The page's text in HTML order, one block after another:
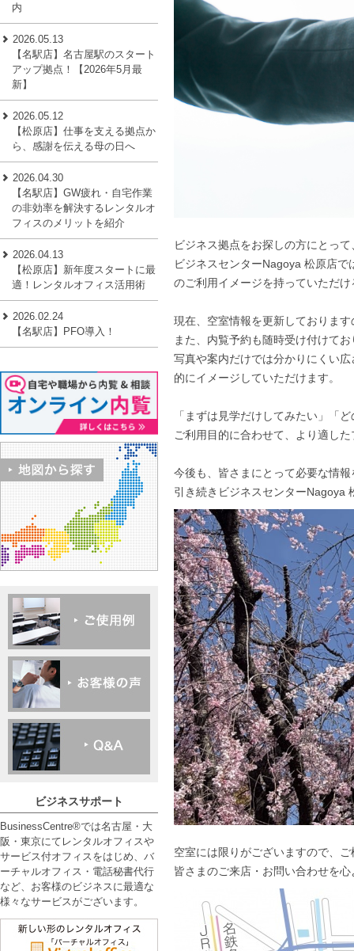
ビジネス拠点をお探しの方にとっ
ビジネスセンターNagoya 松原店
のご利用イメージを持っていただ
現在、空室情報を更新しておりま
また、内覧予約も随時受け付けて
写真や案内だけでは分かりにくい
的にイメージしていただけます。
「まずは見学だけしてみたい」「
ご利用目的に合わせて、より適し
今後も、皆さまにとって必要な情
引き続きビジネスセンターNagoya
空室には限りがございますので、
皆さまのご来店・お問い合わせを
内
2026.05.13
【名駅店】名古屋駅のスタート
アップ拠点！【2026年5月最
新】
2026.05.12
【松原店】仕事を支える拠点か
ら、感謝を伝える母の日へ
2026.04.30
【名駅店】GW疲れ・自宅作業
の非効率を解決するレンタルオ
フィスのメリットを紹介
2026.04.13
【松原店】新年度スタートに最
適！レンタルオフィス活用術
2026.02.24
【名駅店】PFO導入！
ビジネスサポート
BusinessCentre®では名古屋・大
阪・東京にてレンタルオフィスや
サービス付オフィスをはじめ、バ
ーチャルオフィス・電話秘書代行
など、お客様のビジネスに最適な
様々なサービスがございます。